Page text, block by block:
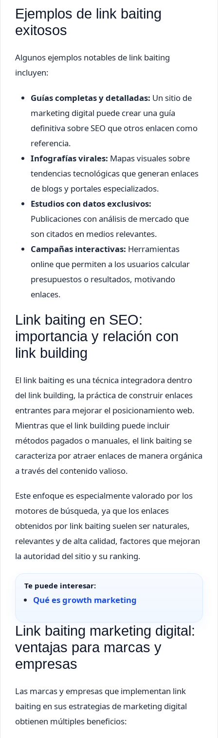
Ejemplos de link baiting
exitosos
Algunos ejemplos notables de link baiting
incluyen:
Guías completas y detalladas: Un sitio de
marketing digital puede crear una guía
definitiva sobre SEO que otros enlacen como
referencia.
Infografías virales: Mapas visuales sobre
tendencias tecnológicas que generan enlaces
de blogs y portales especializados.
Estudios con datos exclusivos:
Publicaciones con análisis de mercado que
son citados en medios relevantes.
Campañas interactivas: Herramientas
online que permiten a los usuarios calcular
presupuestos o resultados, motivando
enlaces.
Link baiting en SEO:
importancia y relación con
link building
El link baiting es una técnica integradora dentro
del link building, la práctica de construir enlaces
entrantes para mejorar el posicionamiento web.
Mientras que el link building puede incluir
métodos pagados o manuales, el link baiting se
caracteriza por atraer enlaces de manera orgánica
a través del contenido valioso.
Este enfoque es especialmente valorado por los
motores de búsqueda, ya que los enlaces
obtenidos por link baiting suelen ser naturales,
relevantes y de alta calidad, factores que mejoran
la autoridad del sitio y su ranking.
Te puede interesar:
Qué es growth marketing
Link baiting marketing digital:
ventajas para marcas y
empresas
Las marcas y empresas que implementan link
baiting en sus estrategias de marketing digital
obtienen múltiples beneficios: